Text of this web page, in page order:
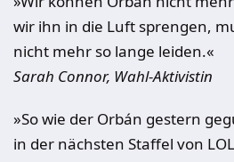
wir ihn in die Luft sprengen,
nicht mehr so lange leiden.«
Sarah Connor, Wahl-Aktivistin
»So wie der Orbán gestern
in der nächsten Staffel von